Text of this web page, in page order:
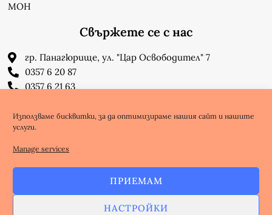
Използваме бисквитки, за да оптимизираме нашия сайт и нашите
услуги.
Manage services
ПРИЕМАМ
НАСТРОЙКИ
МОН
Свържете се с нас
гр. Панагюрище, ул. "Цар Освободител" 7
0357 6 20 87
0357 6 21 63
info-1302623@edu.mon.bg
Facebook
Youtube
Copyright @ nbnet.org